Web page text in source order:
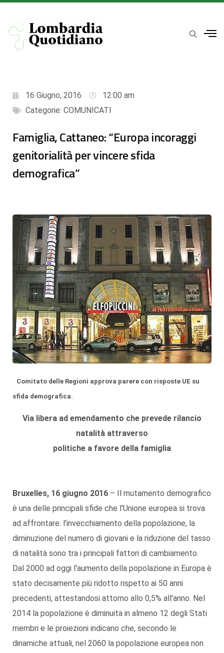
16 Giugno, 2016
12:00 am
Categorie: COMUNICATI
Famiglia, Cattaneo: “Europa incoraggi
genitorialità per vincere sfida
demografica”
Comitato delle Regioni approva parere con risposte UE su
sfida demografica.
Via libera ad emendamento che prevede rilancio
natalità attraverso
politiche a favore della famiglia
Bruxelles, 16 giugno 2016 – Il mutamento demografico
è una delle principali sfide che l'Unione europea si trova
ad affrontare: l'invecchiamento della popolazione, la
diminuzione del numero di giovani e la riduzione del tasso
di natalità sono tra i principali fattori di cambiamento.
Dal 2000 ad oggi l'aumento della popolazione in Europa è
stato decisamente più ridotto rispetto ai 50 anni
precedenti, attestandosi attorno allo 0,5% all'anno. Nel
2014 la popolazione è diminuita in almeno 12 degli Stati
membri e le proiezioni indicano che, secondo le
dinamiche attuali, nel 2060 la popolazione europea non